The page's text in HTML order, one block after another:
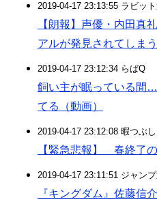
2019-04-17 23:13:55 ラビッ
【朗報】声優・内田真
アルが発見されてしま
2019-04-17 23:12:34 らばQ
飼い主が眠っている間
てる（動画）
2019-04-17 23:12:08 暇つぶ
【緊急悲報】 春終了
2019-04-17 23:11:51 ジャン
『キングダム』佐藤信